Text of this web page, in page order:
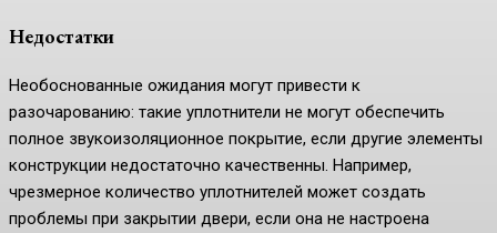
Недостатки
Необоснованные ожидания могут привести к
разочарованию: такие уплотнители не могут обеспечить
полное звукоизоляционное покрытие, если другие элементы
конструкции недостаточно качественны. Например,
чрезмерное количество уплотнителей может создать
проблемы при закрытии двери, если она не настроена